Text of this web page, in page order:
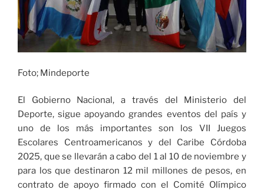
Foto; Mindeporte
El Gobierno Nacional, a través del Ministerio del
Deporte, sigue apoyando grandes eventos del país y
uno de los más importantes son los VII Juegos
Escolares Centroamericanos y del Caribe Córdoba
2025, que se llevarán a cabo del 1 al 10 de noviembre y
para los que destinaron 12 mil millones de pesos, en
contrato de apoyo firmado con el Comité Olímpico